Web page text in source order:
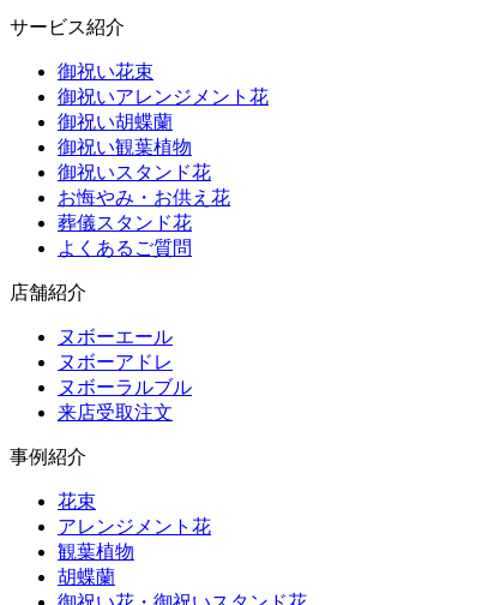
サービス紹介
御祝い花束
御祝いアレンジメント花
御祝い胡蝶蘭
御祝い観葉植物
御祝いスタンド花
お悔やみ・お供え花
葬儀スタンド花
よくあるご質問
店舗紹介
ヌボーエール
ヌボーアドレ
ヌボーラルブル
来店受取注文
事例紹介
花束
アレンジメント花
観葉植物
胡蝶蘭